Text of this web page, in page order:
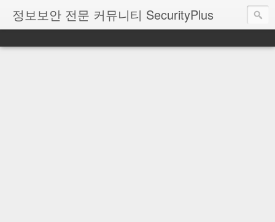
정보보안 전문 커뮤니티 SecurityPlus